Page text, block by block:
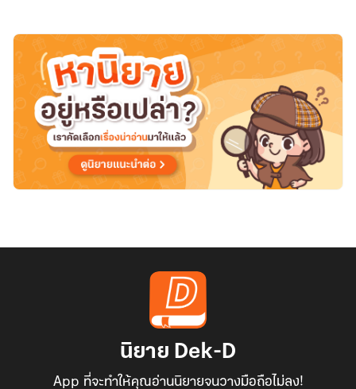
นิยาย Dek-D
App ที่จะทำให้คุณอ่านนิยายจนวางมือถือไม่ลง!